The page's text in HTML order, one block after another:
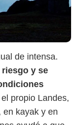
de intensa.
y se
propio Landes,
en kayak y en